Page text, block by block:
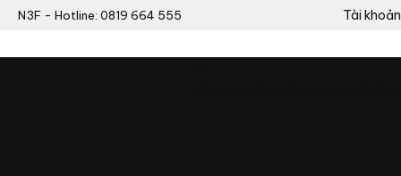
N3F - Hotline: 0819 664 555 Tài khoản